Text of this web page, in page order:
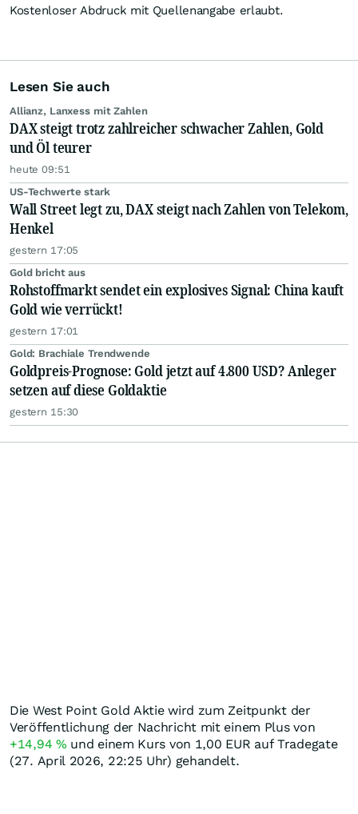
Kostenloser Abdruck mit Quellenangabe erlaubt.
Lesen Sie auch
Allianz, Lanxess mit Zahlen
DAX steigt trotz zahlreicher schwacher Zahlen, Gold
und Öl teurer
heute 09:51
US-Techwerte stark
Wall Street legt zu, DAX steigt nach Zahlen von Telekom,
Henkel
gestern 17:05
Gold bricht aus
Rohstoffmarkt sendet ein explosives Signal: China kauft
Gold wie verrückt!
gestern 17:01
Gold: Brachiale Trendwende
Goldpreis-Prognose: Gold jetzt auf 4.800 USD? Anleger
setzen auf diese Goldaktie
gestern 15:30
Die West Point Gold Aktie wird zum Zeitpunkt der
Veröffentlichung der Nachricht mit einem Plus von
+14,94 % und einem Kurs von 1,00 EUR auf Tradegate
(27. April 2026, 22:25 Uhr) gehandelt.